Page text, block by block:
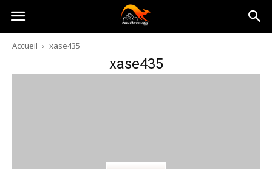
Australia-
australie.com
Accueil xase435
xase435